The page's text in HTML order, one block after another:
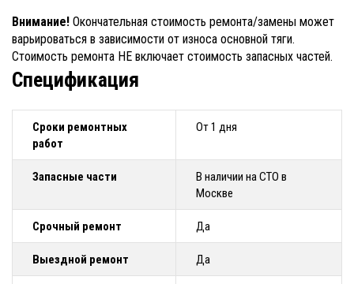
Внимание! Окончательная стоимость ремонта/замены может
варьироваться в зависимости от износа основной тяги.
Стоимость ремонта НЕ включает стоимость запасных частей.
Спецификация
Сроки ремонтных
работ
От 1 дня
Запасные части
В наличии на СТО в
Москве
Срочный ремонт Да
Выездной ремонт Да